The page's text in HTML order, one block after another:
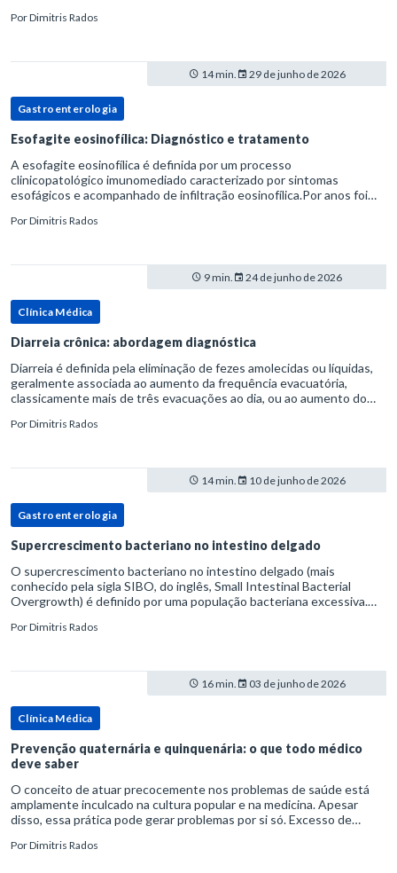
PorDimitris Rados
14 min. 29 de junho de 2026
Gastroenterologia
Esofagite eosinofílica: Diagnóstico e tratamento
A esofagite eosinofílica é definida por um processo
clinicopatológico imunomediado caracterizado por sintomas
esofágicos e acompanhado de infiltração eosinofílica.Por anos foi
refluxo gastr
PorDimitris Rados
9 min. 24 de junho de 2026
Clínica Médica
Diarreia crônica: abordagem diagnóstica
Diarreia é definida pela eliminação de fezes amolecidas ou líquidas,
geralmente associada ao aumento da frequência evacuatória,
classicamente mais de três evacuações ao dia, ou ao aumento do
PorDimitris Rados
14 min. 10 de junho de 2026
Gastroenterologia
Supercrescimento bacteriano no intestino delgado
O supercrescimento bacteriano no intestino delgado (mais
conhecido pela sigla SIBO, do inglês, Small Intestinal Bacterial
Overgrowth) é definido por uma população bacteriana excessiva.
PorDimitris Rados
16 min. 03 de junho de 2026
Clínica Médica
Prevenção quaternária e quinquenária: o que todo médico
deve saber
O conceito de atuar precocemente nos problemas de saúde está
amplamente inculcado na cultura popular e na medicina. Apesar
disso, essa prática pode gerar problemas por si só. Excesso de
PorDimitris Rados